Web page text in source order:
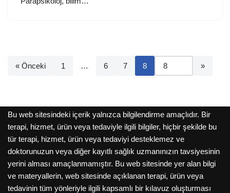
« Önceki 1 … 6 7 8
Bu web sitesindeki içerik yalnızca bilgilendirme amaçlıdır. Bir
terapi, hizmet, ürün veya tedaviyle ilgili bilgiler, hiçbir şekilde bu
tür terapi, hizmet, ürün veya tedaviyi desteklemez ve
doktorunuzun veya diğer kayıtlı sağlık uzmanınızın tavsiyesinin
yerini alması amaçlanmamıştır. Bu web sitesinde yer alan bilgi
ve materyallerin, web sitesinde açıklanan terapi, ürün veya
tedavinin tüm yönleriyle ilgili kapsamlı bir kılavuz oluşturması